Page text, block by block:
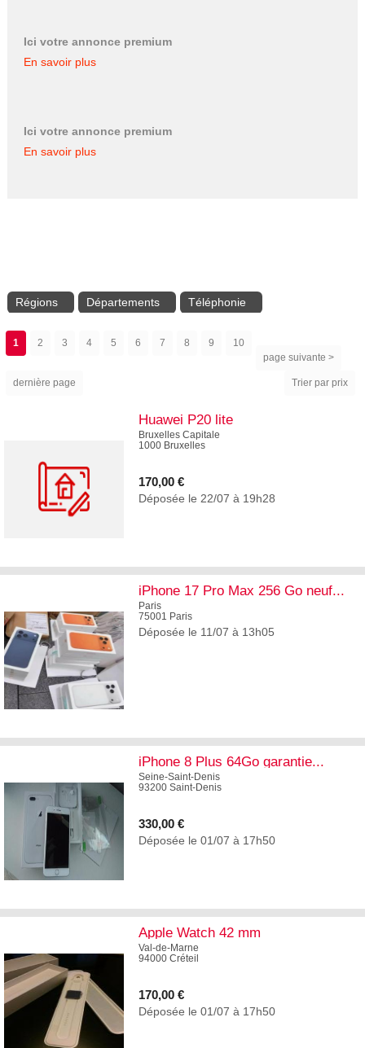
Ici votre annonce premium
En savoir plus
Ici votre annonce premium
En savoir plus
Régions Départements Téléphonie
1 2 3 4 5 6 7 8 9
10
page suivante >
dernière page Trier par prix
Huawei P20 lite
Bruxelles Capitale
1000 Bruxelles
170,00 €
Déposée le 22/07 à 19h28
iPhone 17 Pro Max 256 Go neuf...
Paris
75001 Paris
Déposée le 11/07 à 13h05
iPhone 8 Plus 64Go garantie...
Seine-Saint-Denis
93200 Saint-Denis
330,00 €
Déposée le 01/07 à 17h50
Apple Watch 42 mm
Val-de-Marne
94000 Créteil
170,00 €
Déposée le 01/07 à 17h50